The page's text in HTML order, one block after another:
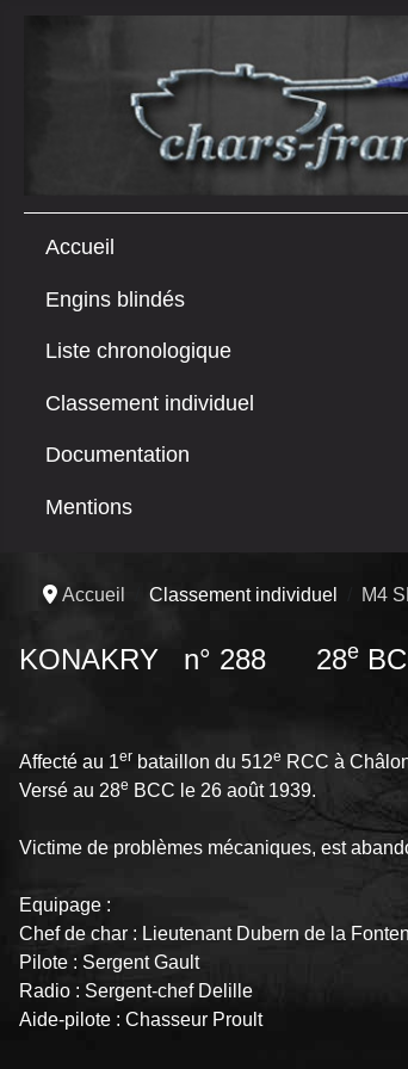
Accueil
Engins blindés
Liste chronologique
Classement individuel
Documentation
Mentions
Accueil Classement individuel M4
KONAKRY n° 288 28e
Affecté au 1er bataillon du 512e RCC à
Versé au 28e BCC le 26 août 1939.
Victime de problèmes mécaniques, est
Equipage :
Chef de char : Lieutenant Dubern de la
Pilote : Sergent Gault
Radio : Sergent-chef Delille
Aide-pilote : Chasseur Proult